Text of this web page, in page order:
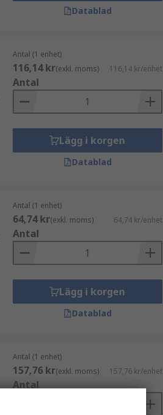
Datablad
Antal (1 enhet)
116,14 kr(exkl. moms) 116,14 kr/enhet
Antal
Lägg i korgen
Datablad
Antal (1 enhet)
64,74 kr(exkl. moms) 64,74 kr/enhet
Antal
Lägg i korgen
Datablad
Antal (1 enhet)
157,76 kr(exkl. moms) 157,76 kr/enhet
Antal